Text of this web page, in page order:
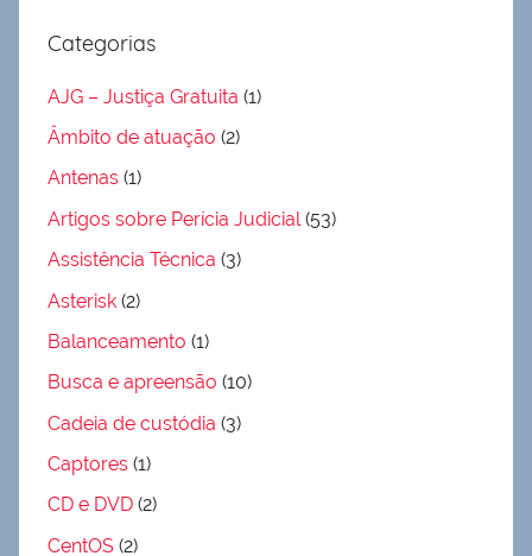
Categorias
AJG – Justiça Gratuita (1)
Âmbito de atuação (2)
Antenas (1)
Artigos sobre Perícia Judicial(53)
Assistência Técnica (3)
Asterisk (2)
Balanceamento (1)
Busca e apreensão (10)
Cadeia de custódia (3)
Captores (1)
CD e DVD (2)
CentOS (2)